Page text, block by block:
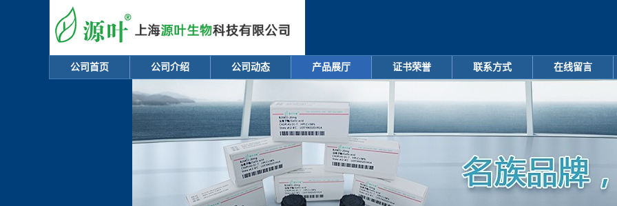
公司首页 公司介绍 公司动态 产品展厅 证书荣誉 联系方式 在线留言